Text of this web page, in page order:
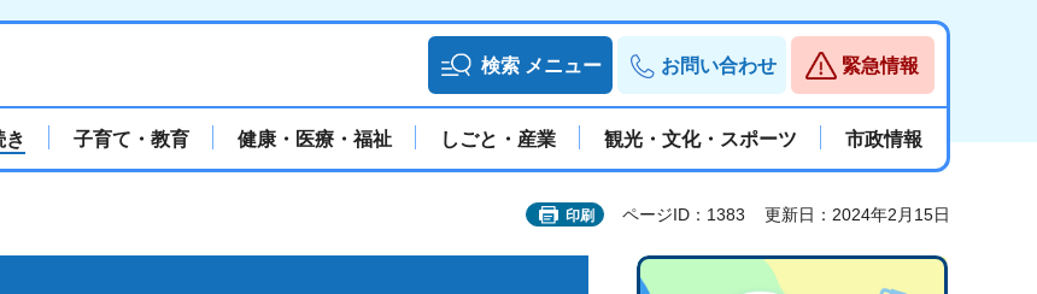
検索 メニュー お問い合わせ 緊急情報
き 子育て・教育 健康・医療・福祉 しごと・産業 観光・文化・スポーツ 市政情報
印刷 ページID：1383 更新日：2024年2月15日